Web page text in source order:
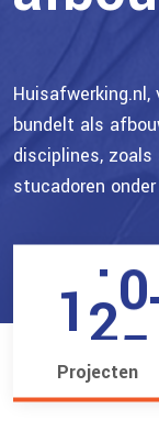
bundelt als
disciplines,
stucadoren
0
1
1
2
3
4
5
0
5
0
5
Projecten